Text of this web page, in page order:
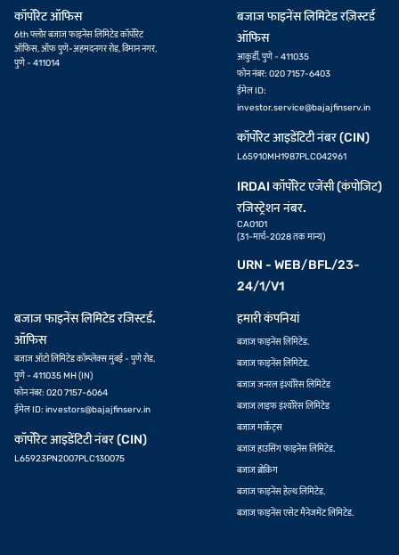
कॉर्पोरेट ऑफिस
6th फ्लोर बजाज फाइनेंस लिमिटेड कॉर्पोरेट
ऑफिस, ऑफ पुणे-अहमदनगर रोड, विमान नगर,
पुणे - 411014
बजाज फाइनेंस लिमिटेड रज़िस्टर्ड
ऑफिस
आकुर्डी, पुणे - 411035
फोन नंबर: 020 7157-6403
ईमेल ID:
investor.service@bajajfinserv.in
कॉर्पोरेट आइडेंटिटी नंबर (CIN)
L65910MH1987PLC042961
IRDAI कॉर्पोरेट एजेंसी (कंपोजिट)
रजिस्ट्रेशन नंबर.
CA0101
(31-मार्च-2028 तक मान्य)
URN - WEB/BFL/23-
24/1/V1
बजाज फाइनेंस लिमिटेड रजिस्टर्ड.
ऑफिस
बजाज ऑटो लिमिटेड कॉम्प्लेक्स मुंबई - पुणे रोड,
पुणे - 411035 MH (IN)
फोन नंबर: 020 7157-6064
ईमेल ID: investors@bajajfinserv.in
कॉर्पोरेट आइडेंटिटी नंबर (CIN)
L65923PN2007PLC130075
हमारी कंपनियां
बजाज फाइनेंस लिमिटेड.
बजाज फाइनेंस लिमिटेड.
बजाज जनरल इंश्योरेंस लिमिटेड
बजाज लाइफ इंश्योरेंस लिमिटेड
बजाज मार्केट्स
बजाज हाउसिंग फाइनेंस लिमिटेड.
बजाज ब्रोकिंग
बजाज फाइनेंस हेल्थ लिमिटेड.
बजाज फाइनेंस एसेट मैनेजमेंट लिमिटेड.